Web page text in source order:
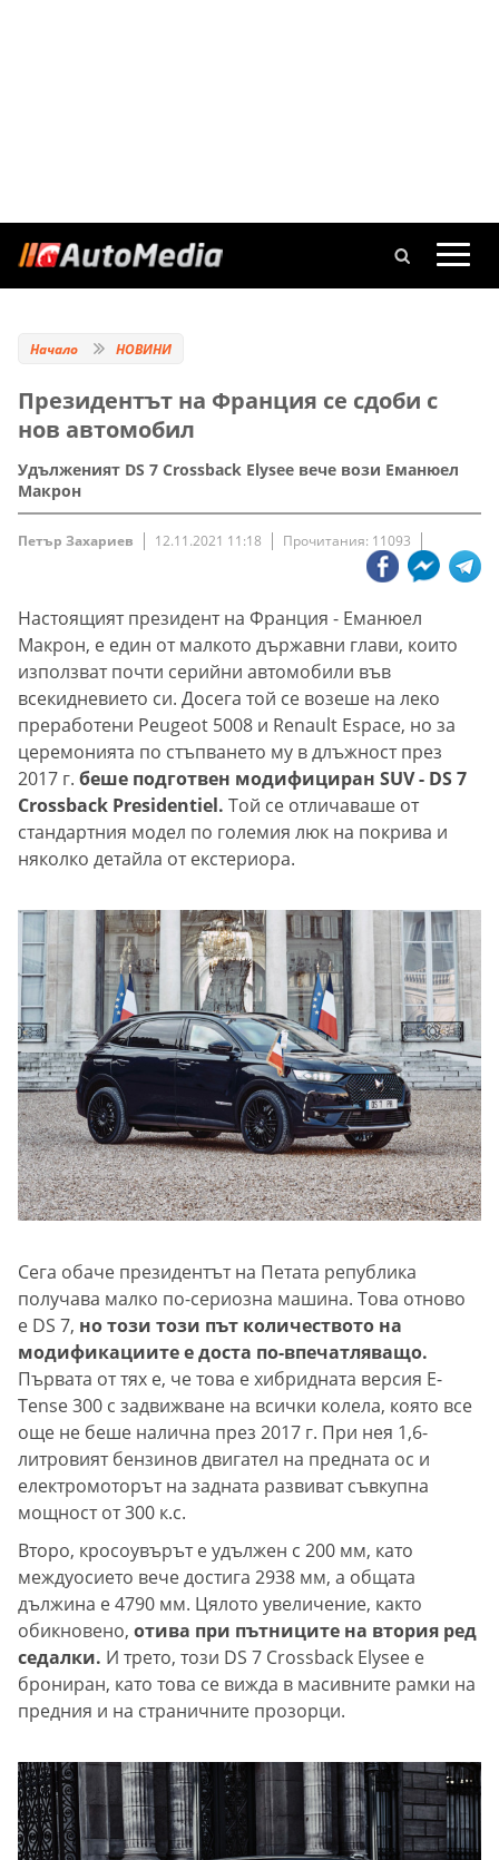
Начало НОВИНИ
Президентът на Франция се сдоби с
нов автомобил
Удълженият DS 7 Crossback Elysee вече вози Еманюел
Макрон
Петър Захариев 12.11.2021 11:18 Прочитания: 11093
Настоящият президент на Франция - Еманюел
Макрон, е един от малкото държавни глави, които
използват почти серийни автомобили във
всекидневието си. Досега той се возеше на леко
преработени Peugeot 5008 и Renault Espace, но за
церемонията по стъпването му в длъжност през
2017 г. беше подготвен модифициран SUV - DS 7
Crossback Presidentiel. Той се отличаваше от
стандартния модел по големия люк на покрива и
няколко детайла от екстериора.
Сега обаче президентът на Петата република
получава малко по-сериозна машина. Това отново
е DS 7, но този този път количеството на
модификациите е доста по-впечатляващо.
Първата от тях е, че това е хибридната версия E-
Tense 300 с задвижване на всички колела, която все
още не беше налична през 2017 г. При нея 1,6-
литровият бензинов двигател на предната ос и
електромоторът на задната развиват съвкупна
мощност от 300 к.с.
Второ, кросоувърът е удължен с 200 мм, като
междуосието вече достига 2938 мм, а общата
дължина е 4790 мм. Цялото увеличение, както
обикновено, отива при пътниците на втория ред
седалки. И трето, този DS 7 Crossback Elysee е
брониран, като това се вижда в масивните рамки на
предния и на страничните прозорци.